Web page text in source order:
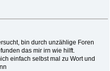
bin durch unzählige Foren
das mir irn wie hilft.
einfach selbst mal zu Wort und